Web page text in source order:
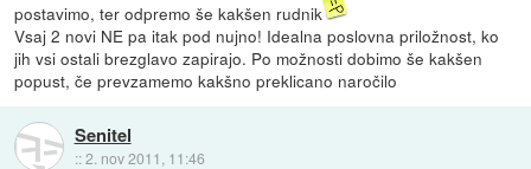
postavimo, ter odpremo še kakšen rudnik
Vsaj 2 novi NE pa itak pod nujno! Idealna poslovna priložnost, ko
jih vsi ostali brezglavo zapirajo. Po možnosti dobimo še kakšen
popust, če prevzamemo kakšno preklicano naročilo
Senitel
::2. nov 2011, 11:46